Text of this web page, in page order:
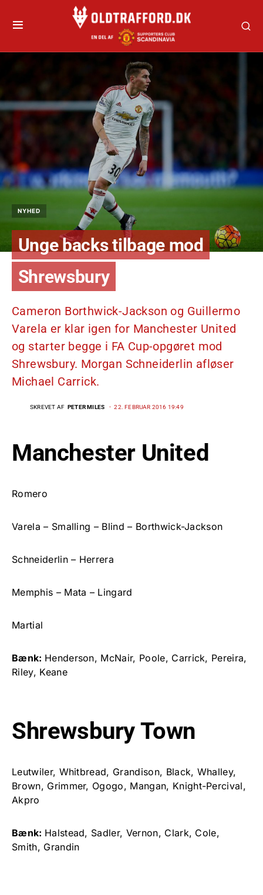
NYHED
Unge backs tilbage mod
Shrewsbury
Cameron Borthwick-Jackson og Guillermo
Varela er klar igen for Manchester United
og starter begge i FA Cup-opgøret mod
Shrewsbury. Morgan Schneiderlin afløser
Michael Carrick.
SKREVET AF PETER MILES 22. FEBRUAR 2016 19:49
Manchester United
Romero
Varela – Smalling – Blind – Borthwick-Jackson
Schneiderlin – Herrera
Memphis – Mata – Lingard
Martial
Bænk: Henderson, McNair, Poole, Carrick, Pereira,
Riley, Keane
Shrewsbury Town
Leutwiler, Whitbread, Grandison, Black, Whalley,
Brown, Grimmer, Ogogo, Mangan, Knight-Percival,
Akpro
Bænk: Halstead, Sadler, Vernon, Clark, Cole,
Smith, Grandin